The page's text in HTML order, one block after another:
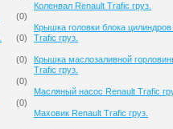
(0)
(0)
(0)
(0)
(0)
Коленвал Renault Trafic груз.
Крышка головки блока
Trafic груз.
Крышка маслозаливной
Trafic груз.
Масляный насос Renault Trafic
Маховик Renault Trafic груз.